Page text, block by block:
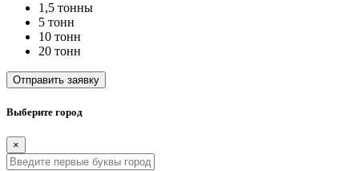
1,5 тонны
5 тонн
10 тонн
20 тонн
Отправить заявку
Выберите город
×